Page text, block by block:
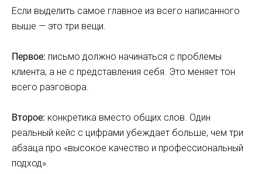
Если выделить самое главное из всего написанного
выше — это три вещи.
Первое: письмо должно начинаться с проблемы
клиента, а не с представления себя. Это меняет тон
всего разговора.
Второе: конкретика вместо общих слов. Один
реальный кейс с цифрами убеждает больше, чем три
абзаца про «высокое качество и профессиональный
подход».